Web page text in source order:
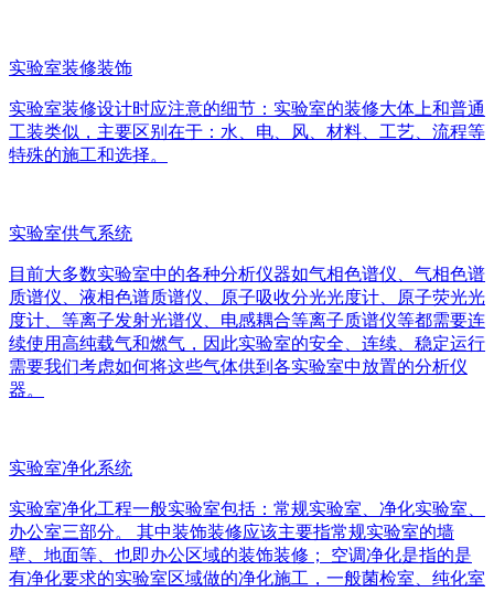
实验室装修装饰
实验室装修设计时应注意的细节：实验室的装修大体上和普通
工装类似，主要区别在于：水、电、风、材料、工艺、流程等
特殊的施工和选择。
实验室供气系统
目前大多数实验室中的各种分析仪器如气相色谱仪、气相色谱
质谱仪、液相色谱质谱仪、原子吸收分光光度计、原子荧光光
度计、等离子发射光谱仪、电感耦合等离子质谱仪等都需要连
续使用高纯载气和燃气，因此实验室的安全、连续、稳定运行
需要我们考虑如何将这些气体供到各实验室中放置的分析仪
器。
实验室净化系统
实验室净化工程一般实验室包括：常规实验室、净化实验室、
办公室三部分。 其中装饰装修应该主要指常规实验室的墙
壁、地面等、也即办公区域的装饰装修； 空调净化是指的是
有净化要求的实验室区域做的净化施工，一般菌检室、纯化室